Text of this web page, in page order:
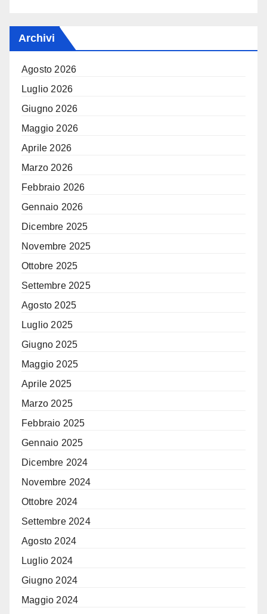
Archivi
Agosto 2026
Luglio 2026
Giugno 2026
Maggio 2026
Aprile 2026
Marzo 2026
Febbraio 2026
Gennaio 2026
Dicembre 2025
Novembre 2025
Ottobre 2025
Settembre 2025
Agosto 2025
Luglio 2025
Giugno 2025
Maggio 2025
Aprile 2025
Marzo 2025
Febbraio 2025
Gennaio 2025
Dicembre 2024
Novembre 2024
Ottobre 2024
Settembre 2024
Agosto 2024
Luglio 2024
Giugno 2024
Maggio 2024